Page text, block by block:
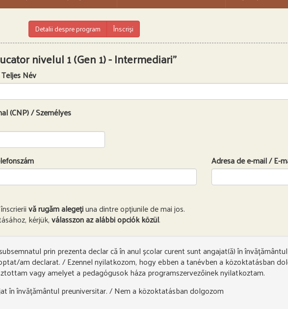
Detalii despre program Înscriși
nivelul 1 (Gen 1) - Intermediari"
Név
(CNP) / Személyes
Adresa de e-mail / E-
vă rugăm alegețiuna dintre opțiunile de mai jos.
kérjük,válasszon az alábbi opciók közül.
prin prezenta declar că în anul școlar curent sunt angajat(ă) în
am declarat. / Ezennel nyilatkozom, hogy ebben a tanévben a közoktatásban
vagy amelyet a pedagógusok háza programszervezőinek nyilatkoztam.
în învățământul preuniversitar. / Nem a közoktatásban dolgozom